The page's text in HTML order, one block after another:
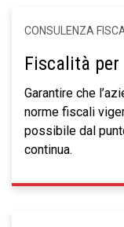
CONSULENZA
Fiscalità
Garantire che
norme fiscali
possibile dal
continua.